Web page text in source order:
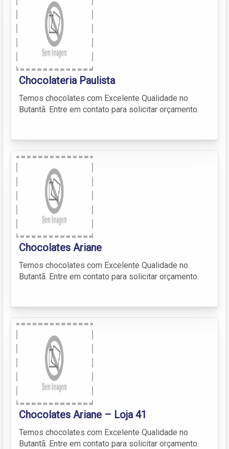
Chocolateria Paulista
Temos chocolates com Excelente Qualidade no
Butantã. Entre em contato para solicitar orçamento.
Chocolates Ariane
Temos chocolates com Excelente Qualidade no
Butantã. Entre em contato para solicitar orçamento.
Chocolates Ariane – Loja 41
Temos chocolates com Excelente Qualidade no
Butantã. Entre em contato para solicitar orçamento.